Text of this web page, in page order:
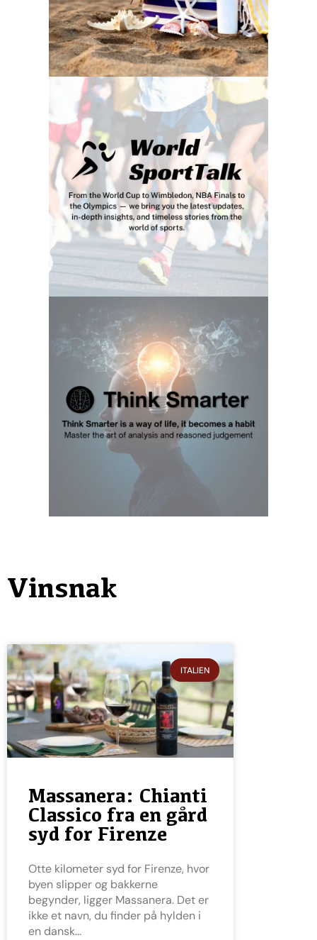
Vinsnak
ITALIEN
Massanera: Chianti
Classico fra en gård
syd for Firenze
Otte kilometer syd for Firenze, hvor
byen slipper og bakkerne
begynder, ligger Massanera. Det er
ikke et navn, du finder på hylden i
en dansk